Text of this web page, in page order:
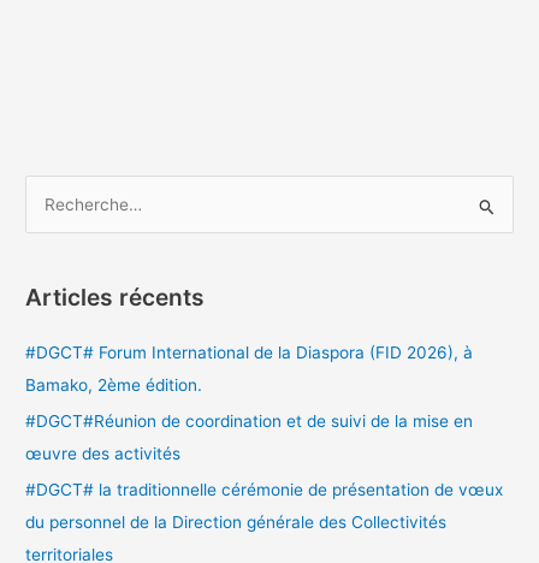
h
r
Articles récents
#DGCT# Forum International de la Diaspora (FID 2026), à
Bamako, 2ème édition.
#DGCT#Réunion de coordination et de suivi de la mise en
œuvre des activités
#DGCT# la traditionnelle cérémonie de présentation de vœux
du personnel de la Direction générale des Collectivités
territoriales